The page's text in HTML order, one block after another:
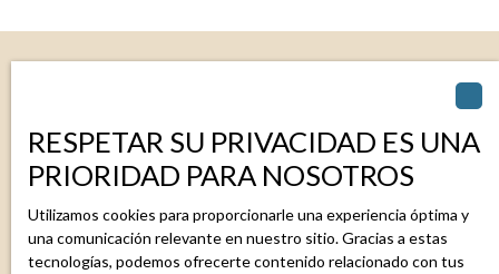
RESPETAR SU PRIVACIDAD ES UNA
PRIORIDAD PARA NOSOTROS
Utilizamos cookies para proporcionarle una experiencia óptima y
una comunicación relevante en nuestro sitio. Gracias a estas
tecnologías, podemos ofrecerte contenido relacionado con tus